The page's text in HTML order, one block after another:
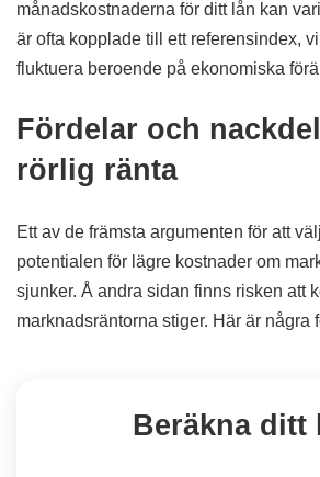
månadskostnaderna för ditt lån kan
är ofta kopplade till ett referensindex,
fluktuera beroende på ekonomiska
Fördelar och
rörlig ränta
Ett av de främsta argumenten för att
potentialen för lägre kostnader om
sjunker. Å andra sidan finns risken att
marknadsräntorna stiger. Här är några
Beräkna ditt